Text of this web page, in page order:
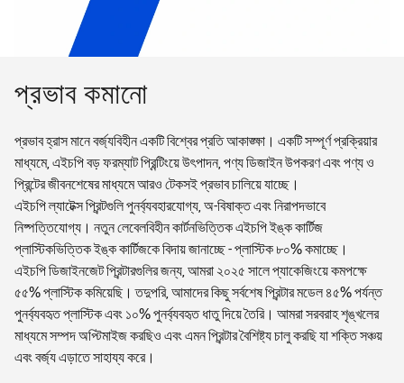
প্রভাব কমানো
প্রভাব হ্রাস মানে বর্জ্যবিহীন একটি বিশ্বের প্রতি আকাঙ্ক্ষা। একটি সম্পূর্ণ প্রক্রিয়ার
মাধ্যমে, এইচপি বড় ফরম্যাট প্রিন্টিংয়ে উৎপাদন, পণ্য ডিজাইন উপকরণ এবং পণ্য ও
প্রিন্টের জীবনশেষের মাধ্যমে আরও টেকসই প্রভাব চালিয়ে যাচ্ছে।
এইচপি ল্যাটেক্স প্রিন্টগুলি পুনর্ব্যবহারযোগ্য, অ-বিষাক্ত এবং নিরাপদভাবে
নিষ্পত্তিযোগ্য। নতুন লেবেলবিহীন কার্টনভিত্তিক এইচপি ইঙ্ক কার্টিজ
প্লাস্টিকভিত্তিক ইঙ্ক কার্টিজকে বিদায় জানাচ্ছে - প্লাস্টিক ৮০% কমাচ্ছে।
এইচপি ডিজাইনজেট প্রিন্টারগুলির জন্য, আমরা ২০২৫ সালে প্যাকেজিংয়ে কমপক্ষে
৫৫% প্লাস্টিক কমিয়েছি। তদুপরি, আমাদের কিছু সর্বশেষ প্রিন্টার মডেল ৪৫% পর্যন্ত
পুনর্ব্যবহৃত প্লাস্টিক এবং ১০% পুনর্ব্যবহৃত ধাতু দিয়ে তৈরি। আমরা সরবরাহ শৃঙ্খলের
মাধ্যমে সম্পদ অপ্টিমাইজ করছিও এবং এমন প্রিন্টার বৈশিষ্ট্য চালু করছি যা শক্তি সঞ্চয়
এবং বর্জ্য এড়াতে সাহায্য করে।